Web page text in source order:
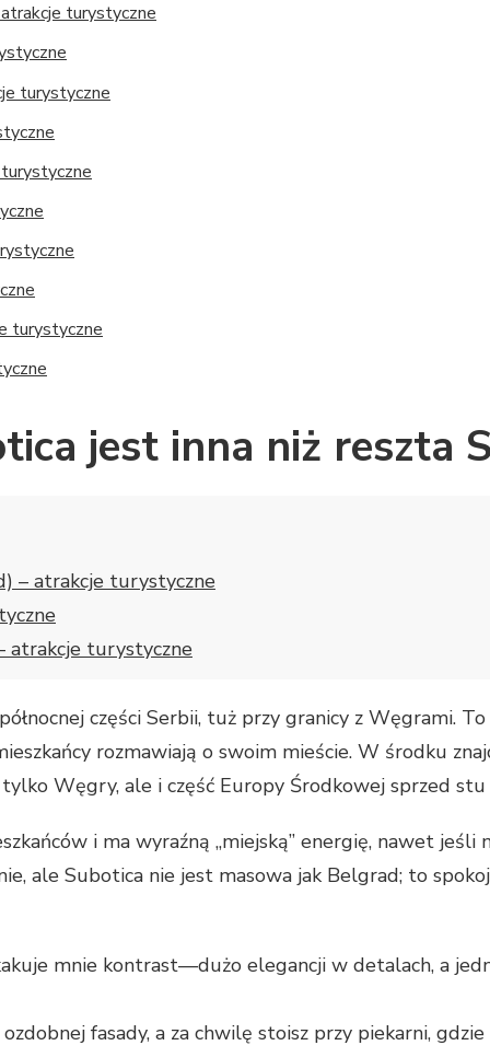
turystyczne
turystyczne
turystyczne
jest inna niż reszta
– atrakcje turystyczne
atrakcje turystyczne
części Serbii, tuż przy granicy z Węgrami.
rozmawiają o swoim mieście. W środku
Węgry, ale i część Europy Środkowej sprzed
i ma wyraźną „miejską” energię, nawet jeśli
ale Subotica nie jest masowa jak Belgrad; to
mnie kontrast—dużo elegancji w detalach, a
fasady, a za chwilę stoisz przy piekarni,